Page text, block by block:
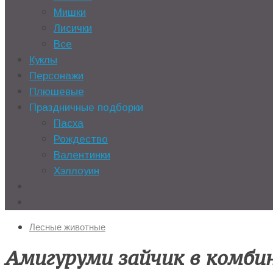
Мишки
Лисички
Все
Куклы
Персонажи
Плюшевые
Праздничные подборки
Пасха
Рождество
Валентинки
Хэллоуин
Лесные животные
Амигуруми зайчик в